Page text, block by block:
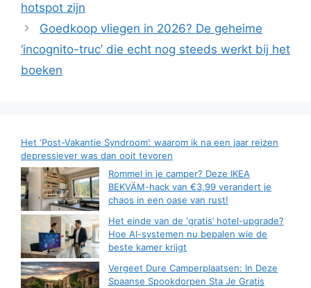
hotspot zijn
Goedkoop vliegen in 2026? De geheime
‘incognito-truc’ die echt nog steeds werkt bij het
boeken
Het ‘Post-Vakantie Syndroom’: waarom ik na een jaar reizen
depressiever was dan ooit tevoren
Rommel in je camper? Deze IKEA
BEKVÄM-hack van €3,99 verandert je
chaos in een oase van rust!
Het einde van de ‘gratis’ hotel-upgrade?
Hoe AI-systemen nu bepalen wie de
beste kamer krijgt
Vergeet Dure Camperplaatsen: In Deze
Spaanse Spookdorpen Sta Je Gratis